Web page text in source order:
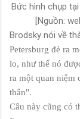
Bức hình chụp
[Nguồn:
Brodsky nói về
Petersburg đẻ ra
lo, như thể nó
ra một quan niệm
thân".
Câu này cũng có